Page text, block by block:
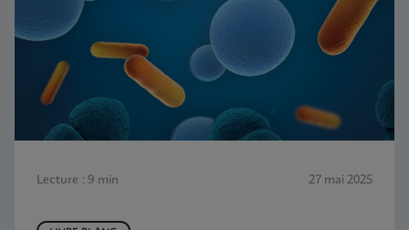
Lecture : 9 min 27 mai 2025